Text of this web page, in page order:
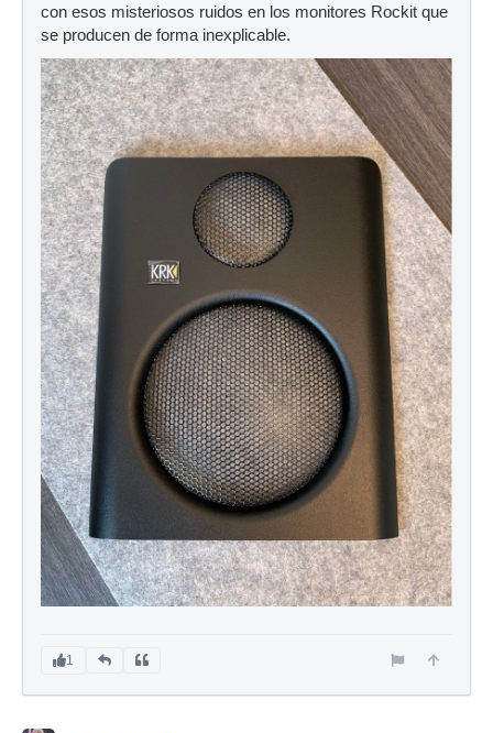
con esos misteriosos ruidos en los monitores Rockit que
se producen de forma inexplicable.
1